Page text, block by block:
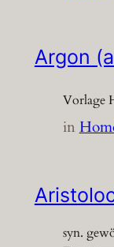
Argon
Vorlage
in
syn.